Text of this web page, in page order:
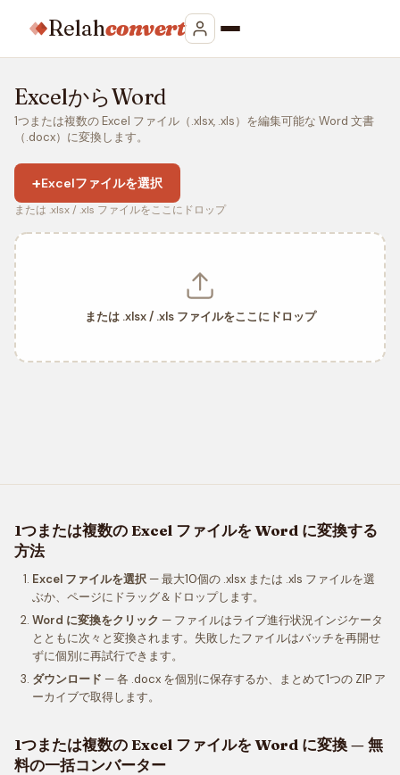
Relahconvert
ExcelからWord
1つまたは複数の Excel ファイル（.xlsx, .xls）を編集可能な Word 文書
（.docx）に変換します。
+Excelファイルを選択
または .xlsx / .xls ファイルをここにドロップ
または .xlsx / .xls ファイルをここにドロップ
1つまたは複数の Excel ファイルを Word に変換する
方法
Excel ファイルを選択 — 最大10個の .xlsx または .xls ファイルを選
ぶか、ページにドラッグ＆ドロップします。
Word に変換をクリック — ファイルはライブ進行状況インジケータ
とともに次々と変換されます。失敗したファイルはバッチを再開せ
ずに個別に再試行できます。
ダウンロード — 各 .docx を個別に保存するか、まとめて1つの ZIP ア
ーカイブで取得します。
1つまたは複数の Excel ファイルを Word に変換 — 無
料の一括コンバーター